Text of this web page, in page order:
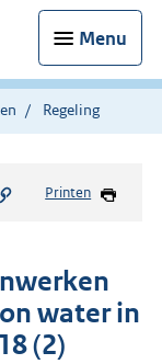
Menu
Regeling
Printen
water in
(2)